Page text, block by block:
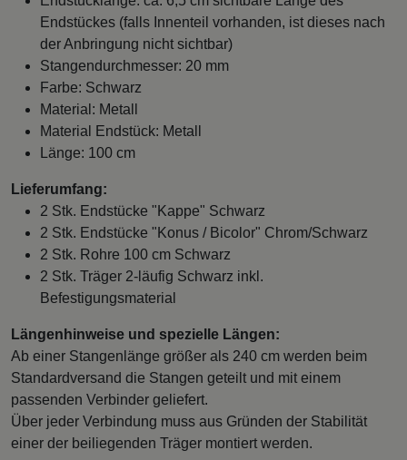
Endstückes (falls Innenteil vorhanden, ist dieses nach
der Anbringung nicht sichtbar)
Stangendurchmesser: 20 mm
Farbe: Schwarz
Material: Metall
Material Endstück: Metall
Länge: 100 cm
Lieferumfang:
2 Stk. Endstücke "Kappe" Schwarz
2 Stk. Endstücke "Konus / Bicolor" Chrom/Schwarz
2 Stk. Rohre 100 cm Schwarz
2 Stk. Träger 2-läufig Schwarz inkl.
Befestigungsmaterial
Längenhinweise und spezielle Längen:
Ab einer Stangenlänge größer als 240 cm werden beim
Standardversand die Stangen geteilt und mit einem
passenden Verbinder geliefert.
Über jeder Verbindung muss aus Gründen der Stabilität
einer der beiliegenden Träger montiert werden.